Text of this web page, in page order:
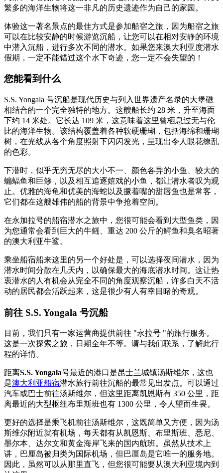
繁多的海洋生物将这一非凡的历史遗迹作为自己的家园。
体验这一著名景点的最佳方式是参加船宿之旅，因为船宿之旅
可以在比较安静的时候游览沉船，让您可以在相对安静的环境
中潜入沉船，进行多次不同的潜水。如果您来澳大利亚度潜水
假期，一定不能错过这个水下奇迹，您一定不会失望的！
您能看到什么
S.S. Yongala 号沉船是现代历史与列入世界遗产名录的大堡礁
相结合的一个完全独特的地方。这艘船长约 28 米，升至海面
下约 14 米处。它长达 109 米，这意味着这里曾栖息过无与伦
比的海洋生物。该结构覆盖着各种软硬珊瑚，包括海绵和珊瑚
树，在光线从各个角度照射下闪闪发光，呈现出令人眼花缭乱
的色彩。
下潜时，似乎无穷无尽的大小不一、颜色各异的小鱼、较大的
蝙蝠鱼和巨鲹，以及相互追逐嬉戏的小鱼，都让潜水者叹为观
止。优雅的海龟和优美的海蛇以及撅着嘴的甜唇鱼也是常客，
它们都在这艘雄伟的船的背景中争抢着空间。
在永加拉号的船宿潜水之旅中，您很可能会看到大型鱼类，因
为您通常会看到巨大的牛鳐、重达 200 公斤的鳄鱼和臭名昭著
的澳大利亚牛鲨。
乘坐船宿船来这里的另一个好处是，可以选择夜间潜水，因为
潜水时间分散在几天内，以确保最大的海底潜水时间。这让热
衷潜水的人有机会从完全不同的角度观察沉船，许多白天不活
动的居民都会活跃起来，这是很少有人有幸目睹的奇观。
前往 S.S. Yongala 号沉船
目前，我们只有一家运营商提供前往 "永拉号 "的旅行服务。
这是一次探索之旅，日期全年不等。请与我们联系，了解此行
程的详情。
距离S.S. Yongala号最近的港口是昆士兰城镇汤斯维尔，这也
是澳大利亚船宿潜水旅行前往沉船的最常见出发点。可以通过
汽车或巴士前往汤斯维尔，但这里距离凯恩斯有 350 公里，距
离最近的大型枢纽布里斯班也有 1300 公里，令人望而生畏。
更好的选择是乘飞机前往汤斯维尔，这既简单又方便，因为汤
斯维尔附近就有机场，每天都有从凯恩斯、布里斯班、悉尼、
墨尔本、达尔文和黄金海岸飞来的国内航班。虽然从技术上
讲，巴厘岛被归类为国际机场，但巴厘岛是它唯一的服务地。
因此，虽然可以从那里直飞，但您很可能要从澳大利亚境内到